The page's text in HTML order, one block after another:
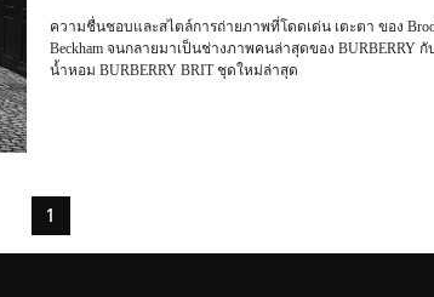
ความชื่นชอบและสไตล์การถ่ายภาพที่โดดเด่น เตะตา ของ
Beckham จนกลายมาเป็นช่างภาพคนล่าสุดของ BURBERRY
น้ำหอม BURBERRY BRIT ชุดใหม่ล่าสุด
1